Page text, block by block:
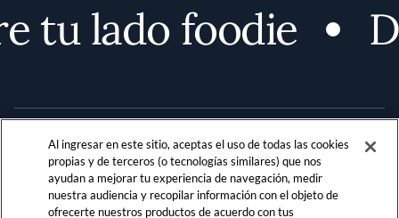
tu lado foodie
Terms and Conditions
PRIVACIDAD
Al ingresar en este sitio, aceptas el uso de todas las cookies
propias y de terceros (o tecnologías similares) que nos
ayudan a mejorar tu experiencia de navegación, medir
nuestra audiencia y recopilar información con el objeto de
ofrecerte nuestros productos de acuerdo con tus